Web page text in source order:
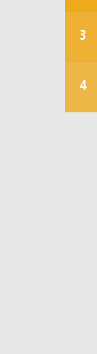
3
4